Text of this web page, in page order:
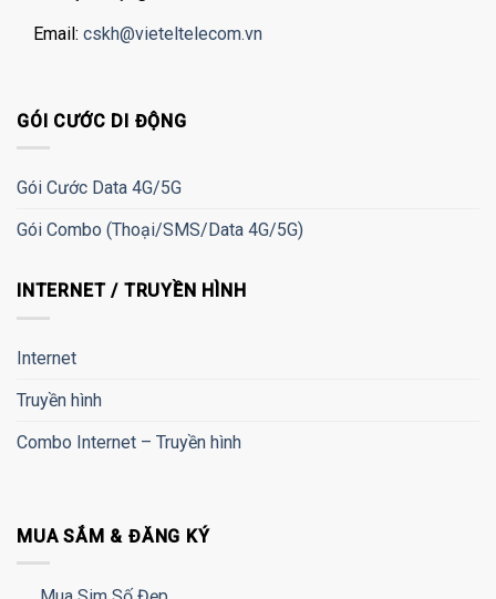
Email: cskh@vieteltelecom.vn
GÓI CƯỚC DI ĐỘNG
Gói Cước Data 4G/5G
Gói Combo (Thoại/SMS/Data 4G/5G)
INTERNET / TRUYỀN HÌNH
Internet
Truyền hình
Combo Internet – Truyền hình
MUA SẮM & ĐĂNG KÝ